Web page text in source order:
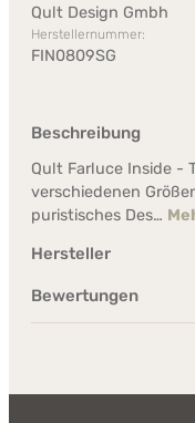
Qult Design Gmbh
Herstellernummer:
FIN0809SG
Beschreibung
Qult Farluce Inside -
verschiedenen
puristisches Des…
Hersteller
Bewertungen